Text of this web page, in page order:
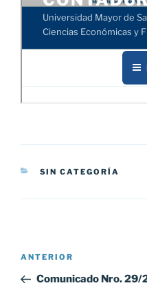
CATEGORÍAS
SIN CATEGORÍA
Navegación
entradas
Entrada
anterior:
ANTERIOR
Comunicado Nro.